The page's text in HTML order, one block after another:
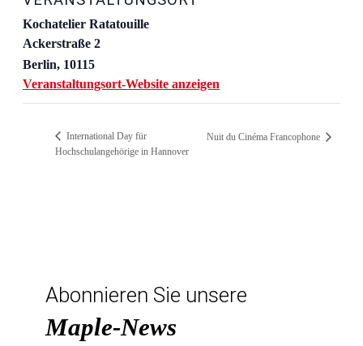
Kochatelier Ratatouille
Ackerstraße 2
Berlin, 10115
Veranstaltungsort-Website anzeigen
International Day für
Hochschulangehörige in Hannover
Nuit du Cinéma Francophone
Abonnieren Sie unsere
Maple-News